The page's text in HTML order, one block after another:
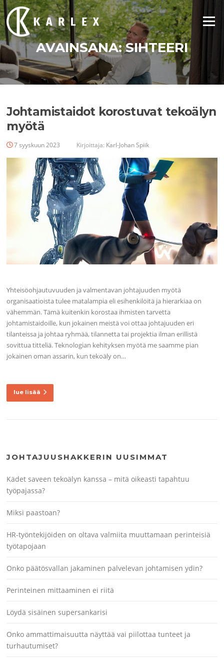
Siirry
suoraan
sisältöön
Valikko
AVAINSANA:SIHTEERI
Johtamistaidot korostuvat tekoälyn
myötä
7 syyskuun 2023 Kirjoittaja: Karl-Johan Spiik
Yhteisöohjautuvuuden ja valmentavan johtajuuden myötä
organisaatioista tulee matalampia eli esihenkilöitä ja hierarkiaa on
vähemmän. Tämä kuitenkin korostaa ihmisten tarvetta
johtamistaidoille, kun jokainen meistä voi ottaa johtajuuden eri
tilanteissa ja johtaa ryhmää, tilannetta tai projektia ilman erillistä
sovittua titteliä. Teknologian kehityksen myötä me saamme pian
jokainen oman assarin, kun tekoäly on…
lue lisää
JOHTAJUUSHAKKERIN UUSIMMAT
Kädet saveen tekoälyn kanssa – mitä oikeasti tapahtuu
työpajassa?
Miksi paastoan?
HR-työntekijöiden on oltava valmiita muuttamaan perinteisiä
työtapojaan
Onko päätösvallan jakaminen palvelevan johtamisen ydin?
Perinteinen mittaaminen ei riitä
Löydä sisäinen supersankarisi
Onko ammattimaisuutta näyttää vai piilottaa tunteet ja
turhautumiset?